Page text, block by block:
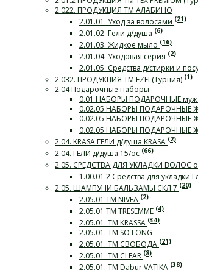
2.022. ПРОДУКЦИЯ ТМ АЛАБИНО
2.01.01. Уход за волосами (21)
2.01.02. Гели д/душа (6)
2.01.03. Жидкое мыло (16)
2.01.04. Уходовая серия (2)
2.01.05. Средства д/стирки и
2.032. ПРОДУКЦИЯ ТМ EZEL(Турция) (1)
2.04 Подарочные наборы
0.01 НАБОРЫ ПОДАРОЧНЫЕ муж
0.02.05 НАБОРЫ ПОДАРОЧНЫЕ
0.02.05 НАБОРЫ ПОДАРОЧНЫЕ
0.02.05 НАБОРЫ ПОДАРОЧНЫЕ
2.04. KRASA ГЕЛИ д/душа KRASA (2)
2.04. ГЕЛИ д/душа 15/ос (66)
2.05. СРЕДСТВА ДЛЯ УКЛАДКИ ВОЛОС
1.00.01.2 Средства для укладки
2.05. ШАМПУНИ.БАЛЬЗАМЫ СКЛ 7 (20)
2.05.01 ТМ NIVEA (2)
2.05.01 ТМ TRESEMME (4)
2.05.01. ТМ KRASSA (34)
2.05.01. ТМ SO LONG
2.05.01. ТМ СВОБОДА (21)
2.05.01. ТМ CLEAR (8)
2.05.01. ТМ Dabur VATIKA (38)